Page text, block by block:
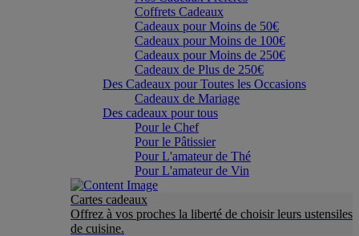
Coffrets Cadeaux
Cadeaux pour Moins de 50€
Cadeaux pour Moins de 100€
Cadeaux pour Moins de 250€
Cadeaux de Plus de 250€
Des Cadeaux pour Toutes les Occasions
Cadeaux de Mariage
Des cadeaux pour tous
Pour le Chef
Pour le Pâtissier
Pour L'amateur de Thé
Pour L'amateur de Vin
Cartes cadeaux
Offrez à vos proches la liberté de choisir leurs ustensiles
de cuisine.